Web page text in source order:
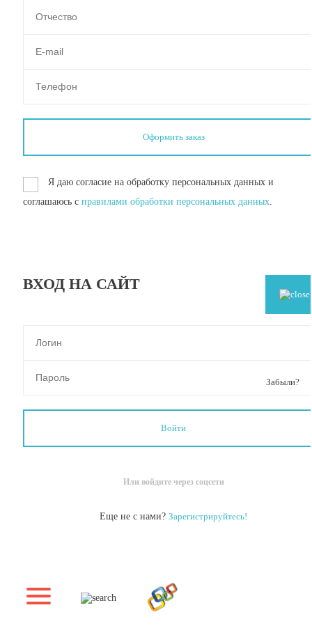
Я даю согласие на обработку персональных данных и
соглашаюсь с правилами обработки персональных данных.
ВХОД НА САЙТ
Забыли?
Или войдите через соцсети
Еще не с нами? Зарегистрируйтесь!